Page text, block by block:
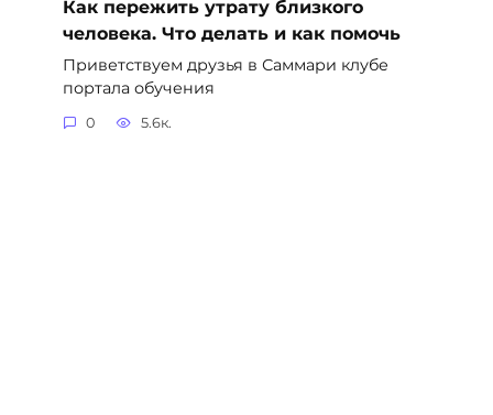
Как пережить утрату близкого
человека. Что делать и как помочь
Приветствуем друзья в Саммари клубе
портала обучения
0 5.6к.